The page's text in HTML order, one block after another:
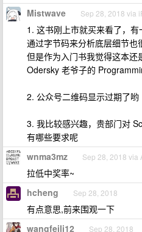
Mistwave Sep 28, 2018 via
1. 这书刚上市就买来看了，有
通过字节码来分析底层细节也
但是作为入门书我觉得这本
Odersky 老爷子的
2. 公众号二维码显示过期了哟
3. 我比较感兴趣，贵部门对
有哪些要求呢
wnma3mz Sep 28, 2018 via
拉低中奖率~
hcheng Sep 28, 2018
有点意思,前来围观一下
wangfeili12 Sep 28, 2018